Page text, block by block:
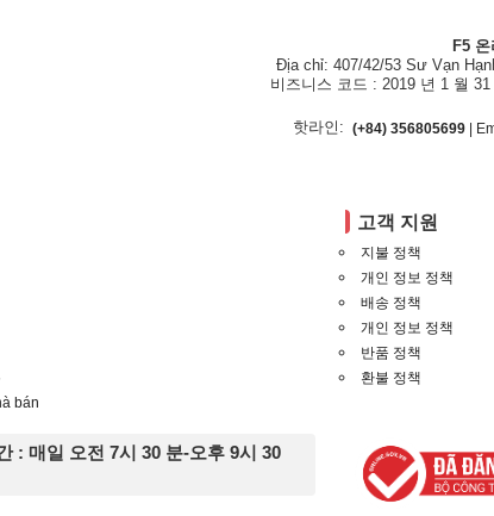
F5
Địa chỉ: 407/42/53 Sư Vạn
비즈니스 코드 : 2019 년 1 월
핫라인: (+84) 356805699 |
bán
고객 지원
지불 정책
개인 정보 정책
배송 정책
개인 정보 정책
반품 정책
환불 정책
: 매일 오전 7시 30 분-오후 9시 30